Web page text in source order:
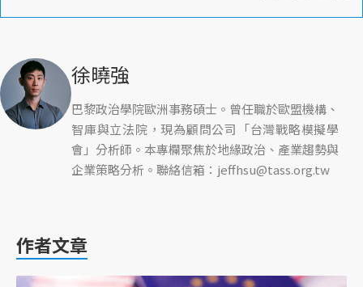
徐曉強
巴黎政治學院歐洲事務碩士。曾任職於歐盟機構、
智庫與立法院，現為顧問公司「台灣戰略模擬學
會」分析師。本專欄聚焦於地緣政治、產業趨勢與
企業策略分析。聯絡信箱：jeffhsu@tass.org.tw
作者文章